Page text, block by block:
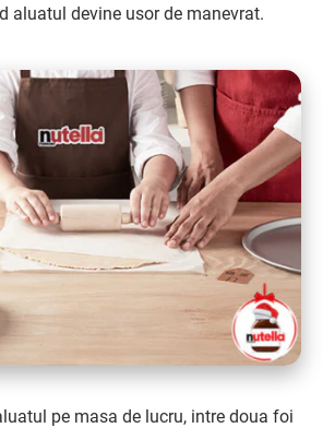
aluatul devine usor de manevrat.
pe masa de lucru, intre doua foi